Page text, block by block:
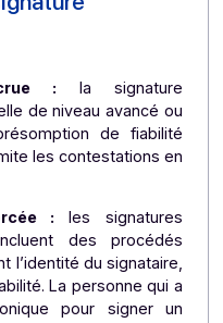
ont tout intérêt
électronique d’un
Authentication and
910/2014 de
et les
membres -. Ce type
intérêts de l’entreprise.
signature